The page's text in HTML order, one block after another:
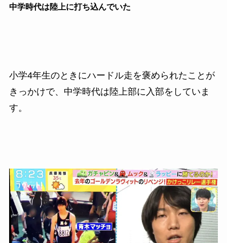
中学時代は陸上に打ち込んでいた
小学4年生のときにハードル走を褒められたことが
きっかけで、中学時代は陸上部に入部をしていま
す。